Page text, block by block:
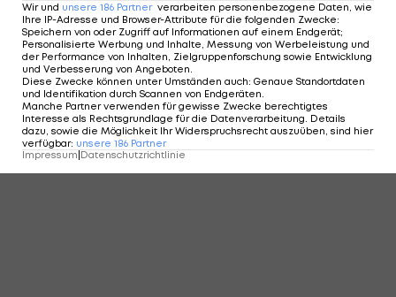
Wir und unsere 186 Partner verarbeiten personenbezogene Daten, wie
Ihre IP-Adresse und Browser-Attribute für die folgenden Zwecke:
Speichern von oder Zugriff auf Informationen auf einem Endgerät;
Personalisierte Werbung und Inhalte, Messung von Werbeleistung und
der Performance von Inhalten, Zielgruppenforschung sowie Entwicklung
und Verbesserung von Angeboten.
Diese Zwecke können unter Umständen auch: Genaue Standortdaten
und Identifikation durch Scannen von Endgeräten.
Manche Partner verwenden für gewisse Zwecke berechtigtes
Interesse als Rechtsgrundlage für die Datenverarbeitung. Details
dazu, sowie die Möglichkeit Ihr Widerspruchsrecht auszuüben, sind hier
verfügbar: unsere 186 Partner
Impressum Datenschutzrichtlinie